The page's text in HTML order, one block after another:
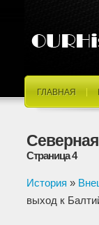
ГЛАВНАЯ
Страница 4
История »
выход к